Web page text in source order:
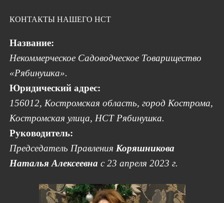
КОНТАКТЫ НАШЕГО НСТ
Название:
Некоммерческое Садоводческое Товарищество
«Рябинушка».
Юридический адрес:
156012, Костромская область, город Кострома,
Костромская улица, НСТ Рябинушка.
Руководитель:
Председатель Правления Коряшникова
Наталья Алексеевна с 23 апреля 2023 г.